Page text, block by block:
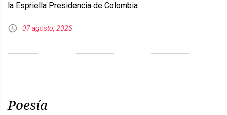
la Espriella Presidencia de Colombia
07 agosto, 2026
Poesía